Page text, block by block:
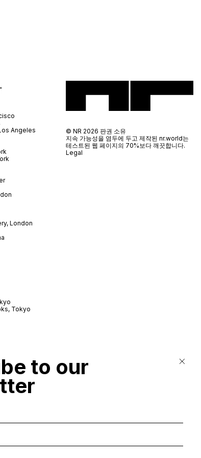
Angeles
London
Tokyo
© NR 2026 판권 소유
지속 가능성을 염두에 두고 제작된 nr.world는
테스트된 웹 페이지의 70%보다 깨끗합니다.
Legal
to our